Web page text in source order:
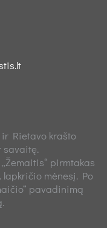
Rietavo krašto
savaitę.
pirmtakas
lapkričio mėnesį. Po
pavadinimą